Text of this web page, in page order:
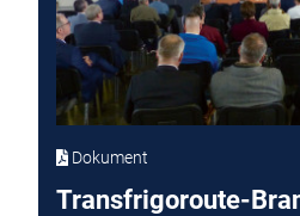
Dokument
Transfrigoroute-